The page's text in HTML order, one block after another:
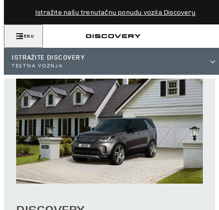
Istražite našu trenutačnu ponudu vozila Discovery
MENU
ISTRAŽITE DISCOVERY
TESTNA VOŽNJA